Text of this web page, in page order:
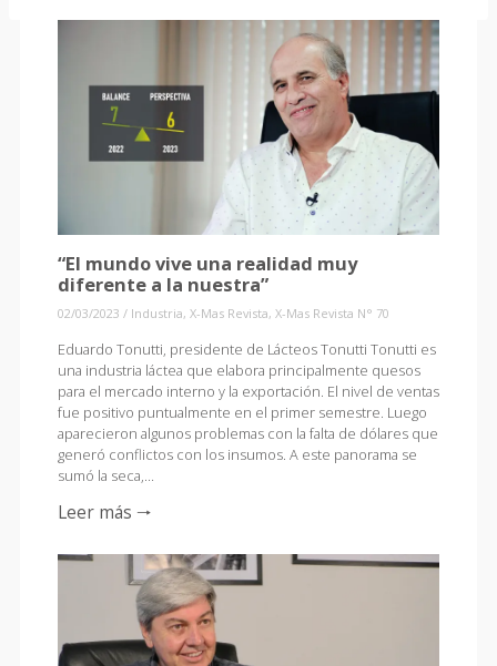
“El mundo vive una realidad muy
diferente a la nuestra”
02/03/2023 / Industria, X-Mas Revista, X-Mas Revista N° 70
Eduardo Tonutti, presidente de Lácteos Tonutti Tonutti es
una industria láctea que elabora principalmente quesos
para el mercado interno y la exportación. El nivel de ventas
fue positivo puntualmente en el primer semestre. Luego
aparecieron algunos problemas con la falta de dólares que
generó conflictos con los insumos. A este panorama se
sumó la seca,…
Leer más 🠒